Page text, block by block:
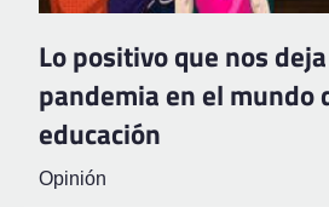
Lo positivo que nos
pandemia en el mundo
educación
Opinión